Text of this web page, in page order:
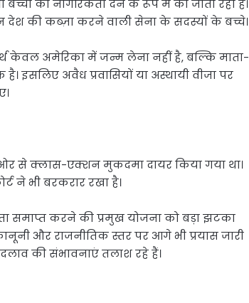
को नागरिकता देने के रूप में की जाती रही है।
की कब्ज़ा करने वाली सेना के सदस्यों के बच्चे।
केवल अमेरिका में जन्म लेना नहीं है, बल्कि माता-
इसलिए अवैध प्रवासियों या अस्थायी वीजा पर
से क्लास-एक्शन मुकदमा दायर किया गया था।
ने भी बरकरार रखा है।
समाप्त करने की प्रमुख योजना को बड़ा झटका
और राजनीतिक स्तर पर आगे भी प्रयास जारी
की संभावनाएं तलाश रहे हैं।